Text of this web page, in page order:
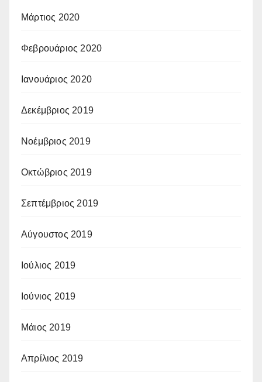
Μάρτιος 2020
Φεβρουάριος 2020
Ιανουάριος 2020
Δεκέμβριος 2019
Νοέμβριος 2019
Οκτώβριος 2019
Σεπτέμβριος 2019
Αύγουστος 2019
Ιούλιος 2019
Ιούνιος 2019
Μάιος 2019
Απρίλιος 2019